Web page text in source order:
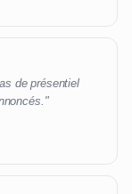
de présentiel